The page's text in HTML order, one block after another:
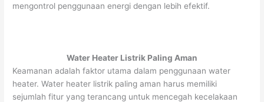
mengontrol penggunaan energi dengan lebih efektif.
Water Heater Listrik Paling Aman
Keamanan adalah faktor utama dalam penggunaan water
heater. Water heater listrik paling aman harus memiliki
sejumlah fitur yang terancang untuk mencegah kecelakaan